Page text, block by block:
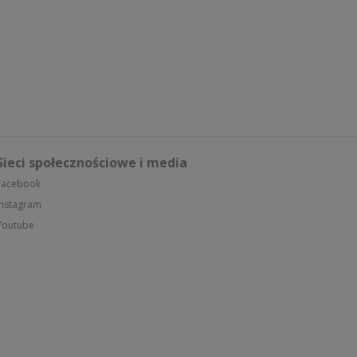
społecznościowe i media